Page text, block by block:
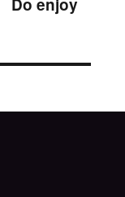
Do enjoy